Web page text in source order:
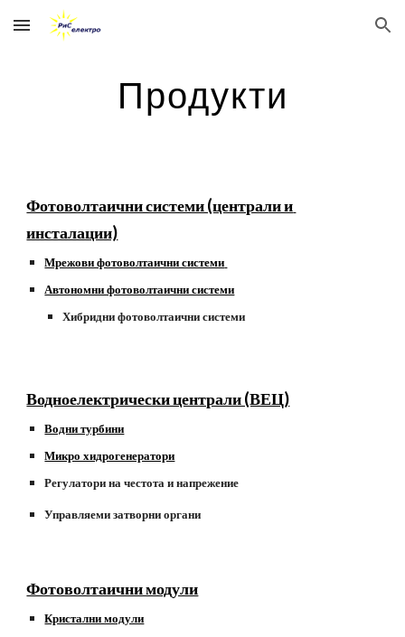
Skip to main content Skip to navigation
Продукти
Фотоволтаични системи (централи и
инсталации)
Мрежови фотоволтаични системи
Автономни фотоволтаични системи
Хибридни фотоволтаични системи
Водноелектрически централи (ВЕЦ)
Водни турбини
Микро хидрогенератори
Регулатори на честота и напрежение
Управляеми затворни органи
Фотоволтаични модули
Кристални модули